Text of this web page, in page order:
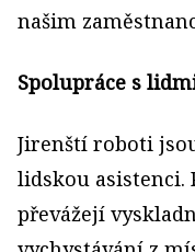
našim
Spolupráce s
Jirenští roboti
lidskou asistenci.
převážejí